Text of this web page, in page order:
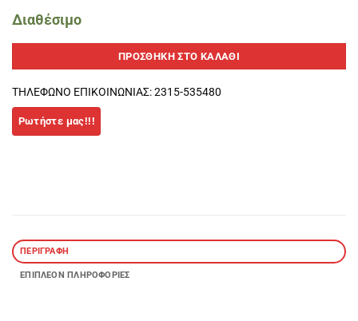
Διαθέσιμο
ΠΡΟΣΘΉΚΗ ΣΤΟ ΚΑΛΆΘΙ
ΤΗΛΕΦΩΝΟ ΕΠΙΚΟΙΝΩΝΙΑΣ: 2315-535480
ΠΕΡΙΓΡΑΦΉ
ΕΠΙΠΛΈΟΝ ΠΛΗΡΟΦΟΡΊΕΣ